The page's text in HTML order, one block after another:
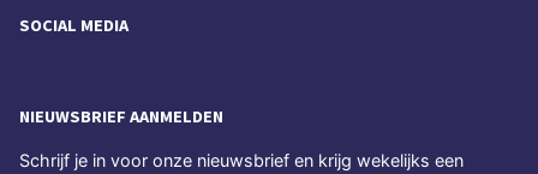
SOCIAL MEDIA
NIEUWSBRIEF AANMELDEN
Schrijf je in voor onze nieuwsbrief en krijg wekelijks een